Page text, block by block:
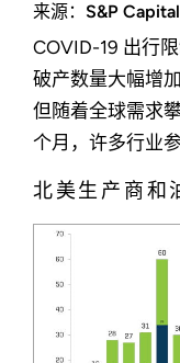
来源：S&P
COVID-19 出行
破产数量大幅增
但随着全球需求
个月，许多行业
北美生产商和